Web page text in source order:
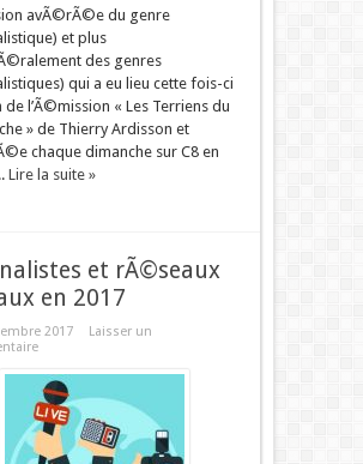
avÃ©rÃ©e du genre
et plus
des genres
qui a eu lieu cette fois-ci
de l’Ã©mission « Les Terriens du
» de Thierry Ardisson et
chaque dimanche sur C8 en
Lire la suite »
et rÃ©seaux
en 2017
2017
Laisser un